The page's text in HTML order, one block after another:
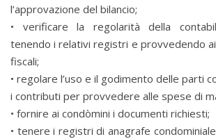
l’approvazione del bilancio;
• verificare la regolarità della
tenendo i relativi registri e provvedendo
fiscali;
• regolare l’uso e il godimento delle parti
i contributi per provvedere alle spese di
• fornire ai condòmini i documenti richiesti;
• tenere i registri di anagrafe